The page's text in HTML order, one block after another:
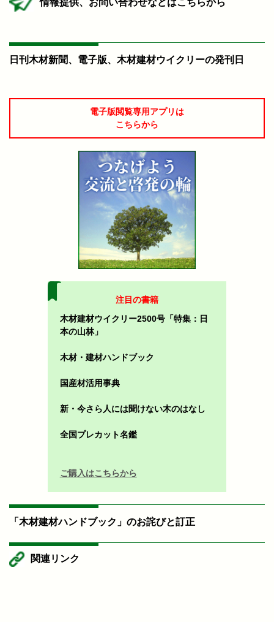
日刊木材新聞、電子版、木材建材ウイクリーの発刊日
電子版閲覧専用アプリは
こちらから
注目の書籍
木材建材ウイクリー2500号「特集：日
本の山林」
木材・建材ハンドブック
国産材活用事典
新・今さら人には聞けない木のはなし
全国プレカット名鑑
ご購入はこちらから
「木材建材ハンドブック」のお詫びと訂正
関連リンク